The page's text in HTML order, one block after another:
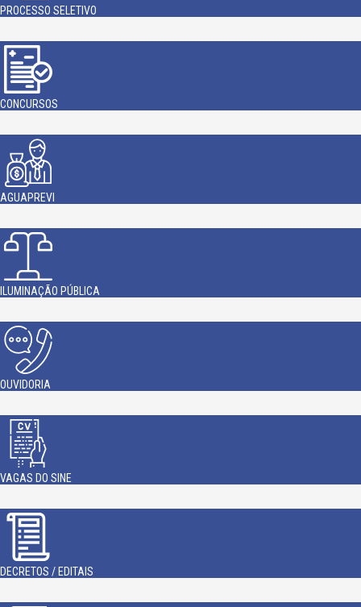
PROCESSO SELETIVO
CONCURSOS
AGUAPREVI
ILUMINAÇÃO PÚBLICA
OUVIDORIA
VAGAS DO SINE
DECRETOS / EDITAIS